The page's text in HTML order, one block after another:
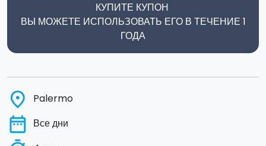
КУПИТЕ КУПОН
ВЫ МОЖЕТЕ ИСПОЛЬЗОВАТЬ ЕГО В ТЕЧЕНИЕ 1
ГОДА
place Palermo
date_range Все дни